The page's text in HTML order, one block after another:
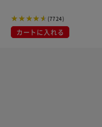
布
(7724)
カートに入れる